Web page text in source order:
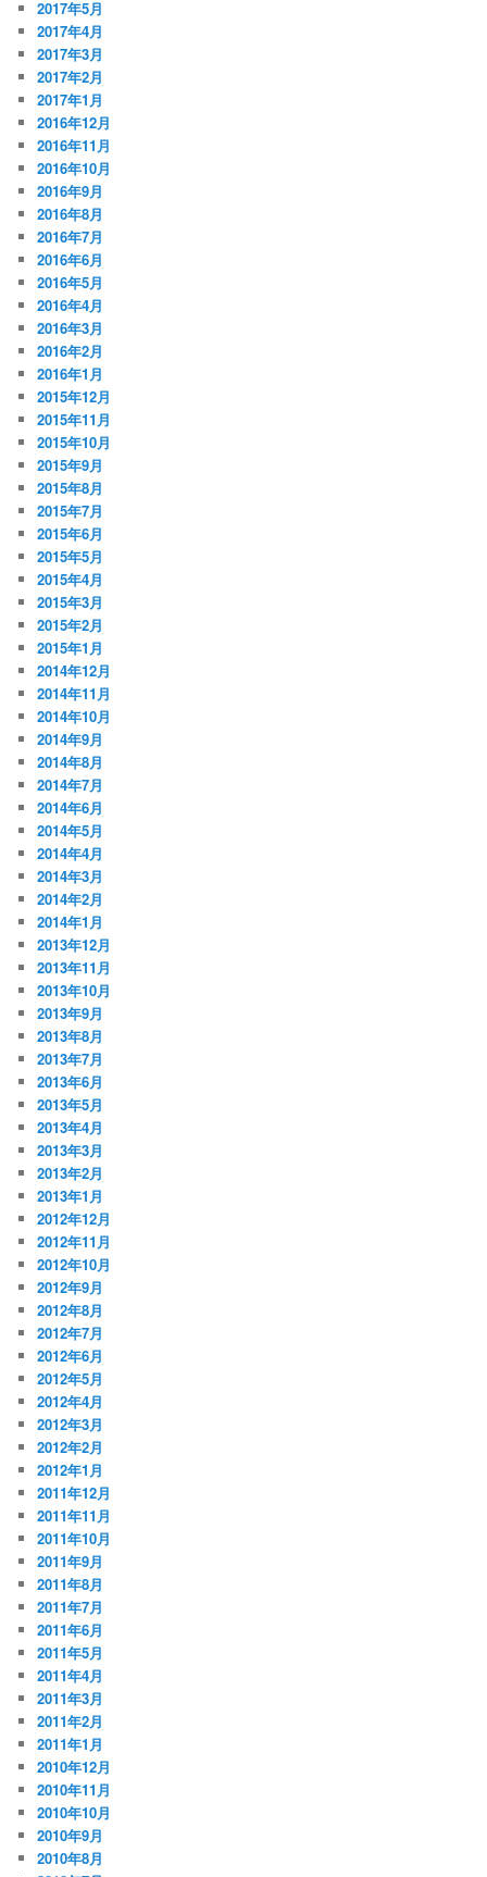
2017年5月
2017年4月
2017年3月
2017年2月
2017年1月
2016年12月
2016年11月
2016年10月
2016年9月
2016年8月
2016年7月
2016年6月
2016年5月
2016年4月
2016年3月
2016年2月
2016年1月
2015年12月
2015年11月
2015年10月
2015年9月
2015年8月
2015年7月
2015年6月
2015年5月
2015年4月
2015年3月
2015年2月
2015年1月
2014年12月
2014年11月
2014年10月
2014年9月
2014年8月
2014年7月
2014年6月
2014年5月
2014年4月
2014年3月
2014年2月
2014年1月
2013年12月
2013年11月
2013年10月
2013年9月
2013年8月
2013年7月
2013年6月
2013年5月
2013年4月
2013年3月
2013年2月
2013年1月
2012年12月
2012年11月
2012年10月
2012年9月
2012年8月
2012年7月
2012年6月
2012年5月
2012年4月
2012年3月
2012年2月
2012年1月
2011年12月
2011年11月
2011年10月
2011年9月
2011年8月
2011年7月
2011年6月
2011年5月
2011年4月
2011年3月
2011年2月
2011年1月
2010年12月
2010年11月
2010年10月
2010年9月
2010年8月